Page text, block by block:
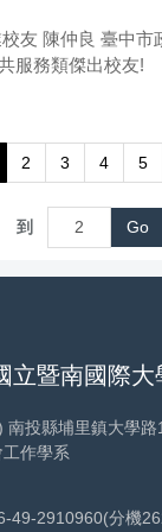
校友 陳仲良 臺中市
服務類傑出校友!
2 3 4 5
到 Go
立暨南國際大
南投縣埔里鎮大學路
作學系
49-2910960(分機